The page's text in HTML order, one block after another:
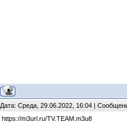
Дата: Среда, 29.06.2022, 16:04 |
https://m3url.ru/TV.TEAM.m3u8